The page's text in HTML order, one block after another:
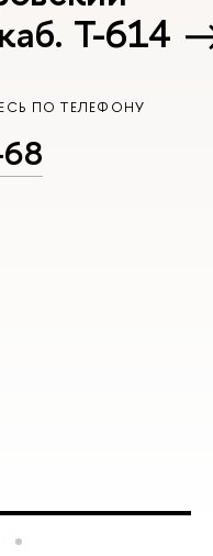
Т-614
ПО ТЕЛЕФОНУ